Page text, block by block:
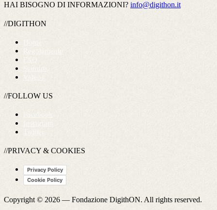
HAI BISOGNO DI INFORMAZIONI? info@digithon.it
//DIGITHON
//FOLLOW US
//PRIVACY & COOKIES
Privacy Policy
Cookie Policy
Copyright © 2026 —Fondazione DigithON. All rights reserved.